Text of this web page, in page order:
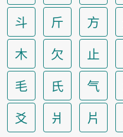
斗
斤 方
木
欠 止
毛
氏 气
爻
爿 片